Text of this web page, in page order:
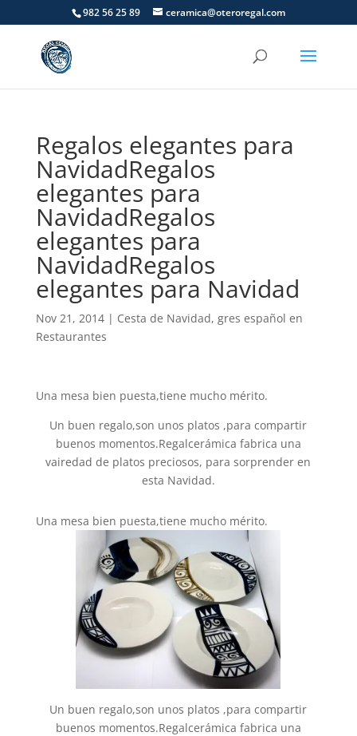
982 56 25 89 ceramica@oteroregal.com
Regalos elegantes para
NavidadRegalos
elegantes para
NavidadRegalos
elegantes para
NavidadRegalos
elegantes para Navidad
Nov 21, 2014| Cesta de Navidad, gres español en
Restaurantes
Una mesa bien puesta,tiene mucho mérito.
Un buen regalo,son unos platos ,para compartir
buenos momentos.Regalcerámica fabrica una
vairedad de platos preciosos, para sorprender en
esta Navidad.
Una mesa bien puesta,tiene mucho mérito.
Un buen regalo,son unos platos ,para compartir
buenos momentos.Regalcerámica fabrica una